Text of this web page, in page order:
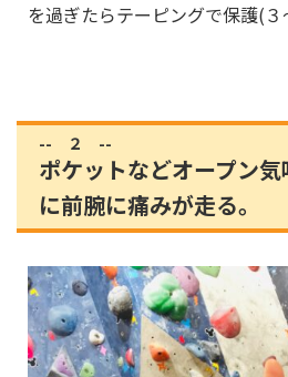
を過ぎたらテーピングで保護(３
-- ２ --
ポケットなどオープン
に前腕に痛みが走る。